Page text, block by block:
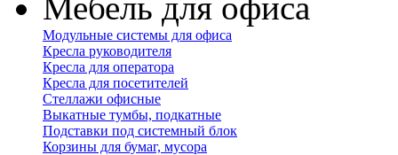
Модульные системы для офиса
Кресла руководителя
Кресла для оператора
Кресла для посетителей
Стеллажи офисные
Выкатные тумбы, подкатные
Подставки под системный блок
Корзины для бумаг, мусора